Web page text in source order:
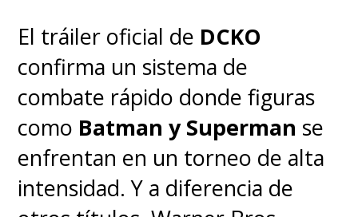
El tráiler oficial de DCKO
confirma un sistema de
combate rápido donde figuras
como Batman y Superman se
enfrentan en un torneo de alta
intensidad. Y a diferencia de